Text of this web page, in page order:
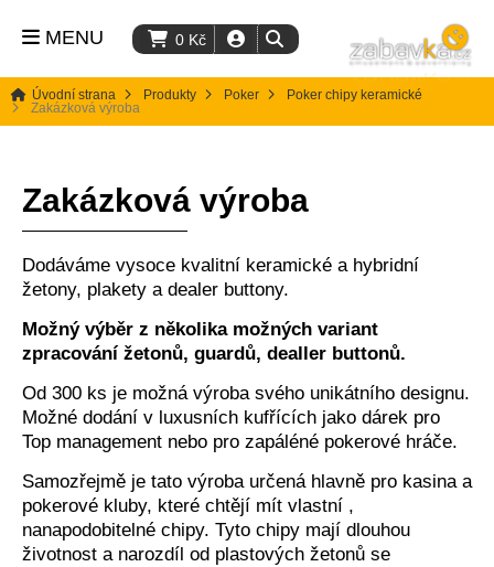
0 Kč
MENU
Úvodní strana Produkty Poker
Poker chipy keramické
Zakázková výroba
Zakázková výroba
Dodáváme vysoce kvalitní keramické a hybridní
žetony, plakety a dealer buttony.
Možný výběr z několika možných variant
zpracování žetonů, guardů, dealler buttonů.
Od 300 ks je možná výroba svého unikátního designu.
Možné dodání v luxusních kufřících jako dárek pro
Top management nebo pro zapáléné pokerové hráče.
Samozřejmě je tato výroba určená hlavně pro kasina a
pokerové kluby, které chtějí mít vlastní ,
nanapodobitelné chipy. Tyto chipy mají dlouhou
životnost a narozdíl od plastových žetonů se